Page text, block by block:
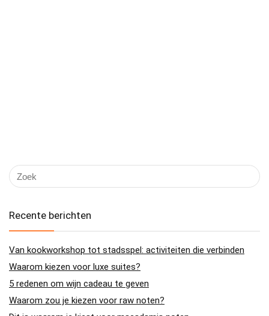
Recente berichten
Van kookworkshop tot stadsspel: activiteiten die verbinden
Waarom kiezen voor luxe suites?
5 redenen om wijn cadeau te geven
Waarom zou je kiezen voor raw noten?